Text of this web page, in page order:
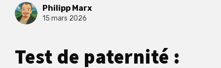
Philipp Marx
15 mars 2026
Test de paternité :